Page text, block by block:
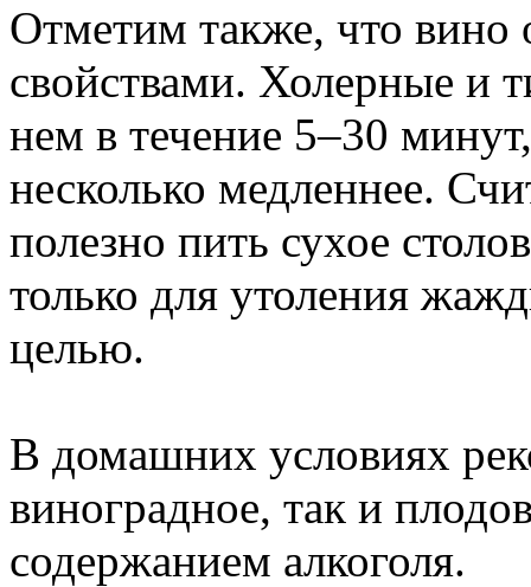
Отметим также, что вино
свойствами. Холерные и
нем в течение 5–30
несколько медленнее.
полезно пить сухое
только для утоления
целью.
В домашних условиях
виноградное, так и
содержанием алкоголя.